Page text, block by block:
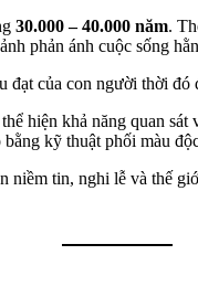
30.000 – 40.000 năm.
phản ánh cuộc sống
của con người thời đó
hiện khả năng quan sát
kỹ thuật phối màu
tin, nghi lễ và thế